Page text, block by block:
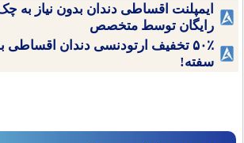
ایمپلنت اقساطی دندان بدون نیاز به
رایگان توسط متخصص
۵۰٪ تخفیف ارتودنسی دندان اقساطی
سفته!